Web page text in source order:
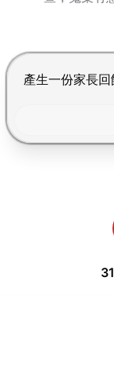
價格
登入
按 Enter 提交